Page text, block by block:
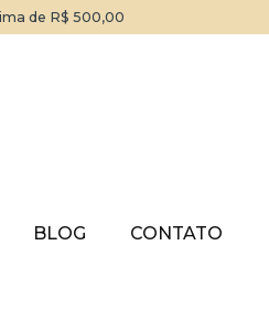
de R$ 500,00
BLOG CONTATO